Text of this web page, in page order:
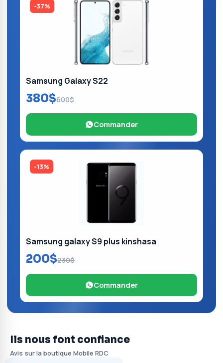
-37%
Samsung Galaxy S22
380$600$
Commander
-13%
Samsung galaxy S9 plus kinshasa
200$230$
Commander
Ils nous font confiance
Avis sur la boutique Mobile RDC